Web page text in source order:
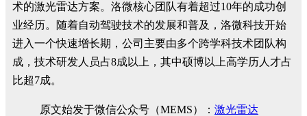
术的激光雷达方案。洛微核心团队有着超过10年的成功创
业经历。随着自动驾驶技术的发展和普及，洛微科技开始
进入一个快速增长期，公司主要由多个跨学科技术团队构
成，技术研发人员占8成以上，其中硕博以上高学历人才占
比超7成。
原文始发于微信公众号（MEMS）： 激光雷达